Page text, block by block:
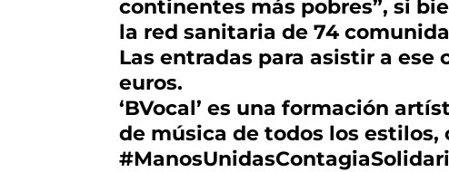
continentes más pobres”, si
la red sanitaria de 74
Las entradas para asistir a ese
euros.
‘BVocal’ es una formación
de música de todos los